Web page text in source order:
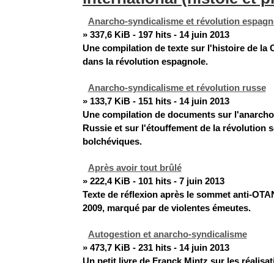
Anarcho-syndicalisme et révolution
» 337,6 KiB - 197 hits - 14 juin 2013
Une compilation de texte sur l'histoire de la
dans la révolution espagnole.
Anarcho-syndicalisme et révolution russe
» 133,7 KiB - 151 hits - 14 juin 2013
Une compilation de documents sur
Russie et sur l'étouffement de la révolution
bolchéviques.
Après avoir tout brûlé
» 222,4 KiB - 101 hits - 7 juin 2013
Texte de réflexion après le sommet anti-
2009, marqué par de violentes émeutes.
Autogestion et anarcho-syndicalisme
» 473,7 KiB - 231 hits - 14 juin 2013
Un petit livre de Franck Mintz sur les